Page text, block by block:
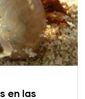
en las